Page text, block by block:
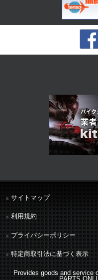
サイトマップ
利用規約
プライバシーポリシー
特定商取引法に基づく表示
Provides goods and